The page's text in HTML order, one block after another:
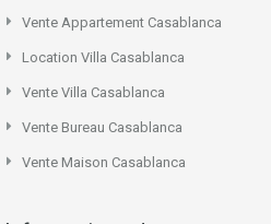
Vente Appartement Casablanca
Location Villa Casablanca
Vente Villa Casablanca
Vente Bureau Casablanca
Vente Maison Casablanca